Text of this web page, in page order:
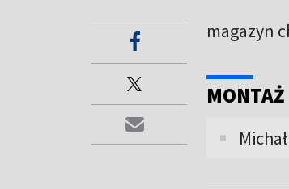
magazyn
MONTAŻ